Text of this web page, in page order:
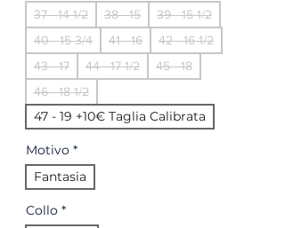
37 - 14 1/2 38 - 15
39 - 15 1/2
40 - 15 3/4
41 - 16
42 - 16 1/2
43 - 17
44 - 17 1/2
45 - 18
46 - 18 1/2
47 - 19 +10€ Taglia Calibrata
Motivo *
Fantasia
Collo *